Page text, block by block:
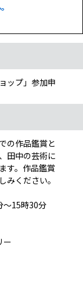
ップ」参加申
の作品鑑賞と
田中の芸術に
す。作品鑑賞
みください。
15時30分
ー